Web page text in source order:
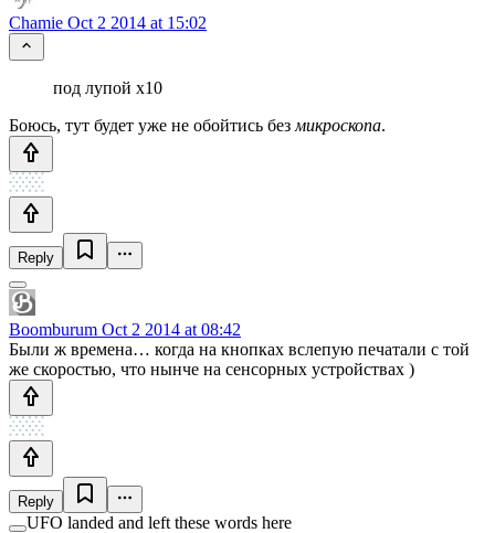
Chamie Oct 2 2014 at 15:02
под лупой х10
Боюсь, тут будет уже не обойтись без микроскопа.
Reply
Boomburum Oct 2 2014 at 08:42
Были ж времена… когда на кнопках вслепую печатали с той
же скоростью, что нынче на сенсорных устройствах )
Reply
UFO landed and left these words here